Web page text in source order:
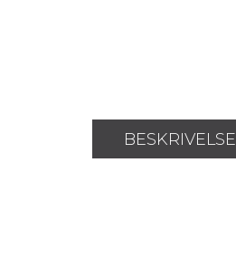
BESKRIVELSE